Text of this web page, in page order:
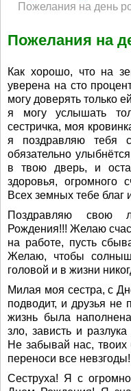
Пожелания на день
Пожелания на
Как хорошо, что на
уверена на сто
могу доверять только
я могу услышать
сестричка, моя
я поздравляю тебя
обязательно
в твою дверь, и
здоровья, огромного
Всех земных тебе благ
Поздравляю свою
Рождения!!! Желаю
на работе, пусть
Желаю, чтобы
головой и в жизни
Милая моя сестра, с
подводит, и друзья
жизнь была
зло, зависть и
Не забывай нас, твоих
переноси все невзгоды!
Сеструха! Я с